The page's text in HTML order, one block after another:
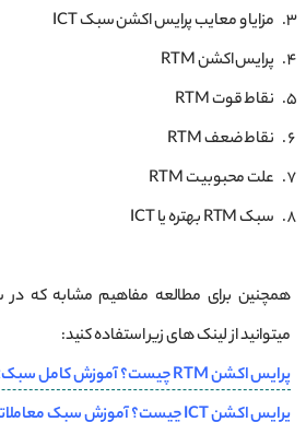
مزایا و معایب پرایس اکشن سبک ICT
پرایس اکشن RTM
نقاط قوت RTM
نقاط ضعف RTM
علت محبوبیت RTM
سبک RTM بهتره یا ICT
همچنین برای مطالعه مفاهیم مشابه که
میتوانید از لینک های زیر استفاده کنید:
پرایس اکشن RTM چیست؟ آموزش کامل سبک Read The Market
پرایس اکشن ICT چیست؟ آموزش سبک معاملاتی مایکل هادلستون